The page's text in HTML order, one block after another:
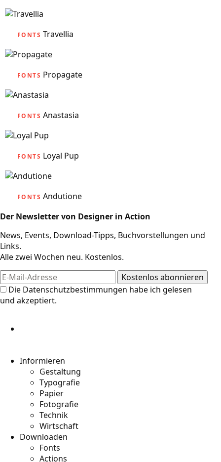
FONTS Travellia
FONTS Propagate
FONTS Anastasia
FONTS Loyal Pup
FONTS Andutione
Der Newsletter von Designer in Action
News, Events, Download-Tipps, Buchvorstellungen und
Links.
Alle zwei Wochen neu. Kostenlos.
Die Datenschutzbestimmungen habe ich gelesen
und akzeptiert.
Informieren
Gestaltung
Typografie
Papier
Fotografie
Technik
Wirtschaft
Downloaden
Fonts
Actions